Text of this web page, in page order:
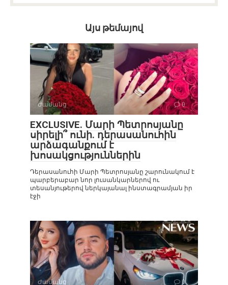
Այս թեմայով
Ժամանց 0
EXCLUSIVE. Մարի Պետրոսյանը
սիրելի՞ ունի. դերասանուհին
արձագանքում է
խոսակցություններին
Դերասանուհի Մարի Պետրոսյանը շարունակում է
պարբերաբար նոր լուսանկարներով ու
տեսանյութերով ներկայանալ ինստագրամյան իր
էջի
Ժամանց 0